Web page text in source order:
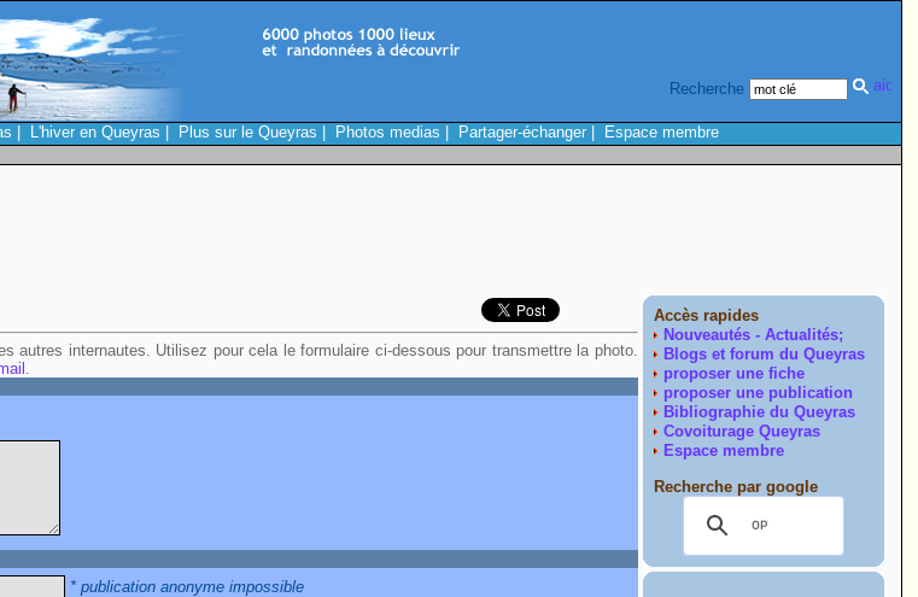
Recherche
L'hiver en Queyras Plus sur le Queyras Photos medias Partager-échanger|
Espace membre
autres internautes. Utilisez pour cela le formulaire ci-dessous pour transmettre la photo.
.
* publication anonyme impossible
Accès rapides
Nouveautés - Actualités;
Blogs et forum du Queyras
proposer une fiche
proposer une publication
Bibliographie du Queyras
Covoiturage Queyras
Espace membre
Recherche par google